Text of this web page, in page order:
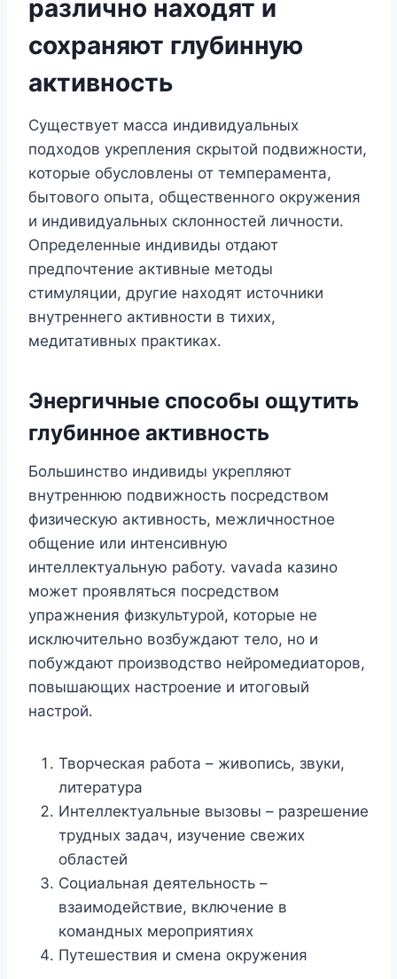
различно находят и
сохраняют глубинную
активность
Существует масса индивидуальных
подходов укрепления скрытой подвижности,
которые обусловлены от темперамента,
бытового опыта, общественного окружения
и индивидуальных склонностей личности.
Определенные индивиды отдают
предпочтение активные методы
стимуляции, другие находят источники
внутреннего активности в тихих,
медитативных практиках.
Энергичные способы ощутить
глубинное активность
Большинство индивиды укрепляют
внутреннюю подвижность посредством
физическую активность, межличностное
общение или интенсивную
интеллектуальную работу. vavada казино
может проявляться посредством
упражнения физкультурой, которые не
исключительно возбуждают тело, но и
побуждают производство нейромедиаторов,
повышающих настроение и итоговый
настрой.
Творческая работа – живопись, звуки,
литература
Интеллектуальные вызовы – разрешение
трудных задач, изучение свежих
областей
Социальная деятельность –
взаимодействие, включение в
командных мероприятиях
Путешествия и смена окружения